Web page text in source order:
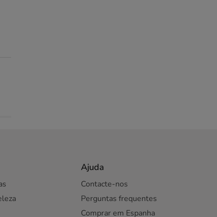
Ajuda
Contacte-nos
Perguntas frequentes
Comprar em Espanha